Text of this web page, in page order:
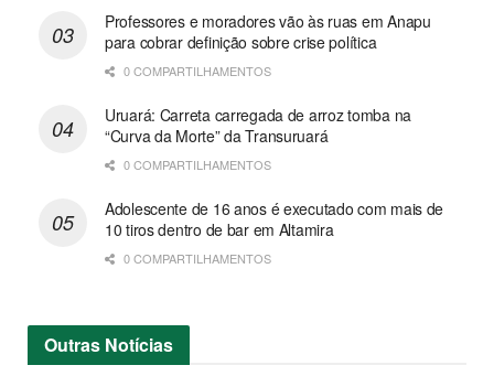
Professores e moradores vão às ruas em Anapu
para cobrar definição sobre crise política
0 COMPARTILHAMENTOS
Uruará: Carreta carregada de arroz tomba na
“Curva da Morte” da Transuruará
0 COMPARTILHAMENTOS
Adolescente de 16 anos é executado com mais de
10 tiros dentro de bar em Altamira
0 COMPARTILHAMENTOS
Outras Notícias